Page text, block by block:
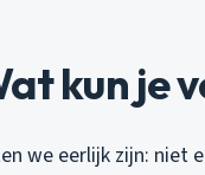
kun je
we eerlijk zijn: niet